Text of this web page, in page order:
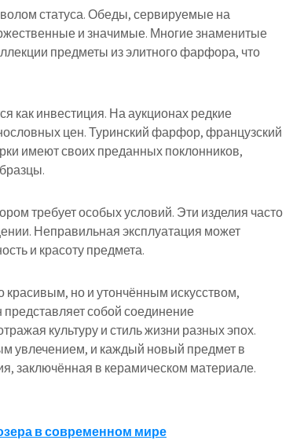
статуса. Обеды, сервируемые на
и значимые. Многие знаменитые
предметы из элитного фарфора, что
как инвестиция. На аукционах редкие
цен. Туринский фарфор, французский
имеют своих преданных поклонников,
требует особых условий. Эти изделия часто
Неправильная эксплуатация может
и красоту предмета.
но и утончённым искусством,
собой соединение
культуру и стиль жизни разных эпох.
увлечением, и каждый новый предмет в
заключённая в керамическом материале.
в современном мире